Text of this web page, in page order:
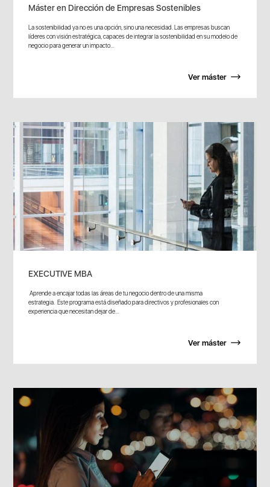
Máster en Dirección de Empresas Sostenibles
La sostenibilidad ya no es una opción, sino una necesidad. Las empresas buscan
líderes con visión estratégica, capaces de integrar la sostenibilidad en su modelo de
negocio para generar un impacto...
Ver máster
EXECUTIVE MBA
Aprende a encajar todas las áreas de tu negocio dentro de una misma
estrategia. Este programa está diseñado para directivos y profesionales con
experiencia que necesitan dejar de...
Ver máster